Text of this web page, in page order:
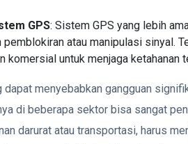
GPS: Sistem GPS yang lebih
atau manipulasi sinyal.
untuk menjaga ketahanan
dapat menyebabkan gangguan
di beberapa sektor bisa sangat
darurat atau transportasi, harus